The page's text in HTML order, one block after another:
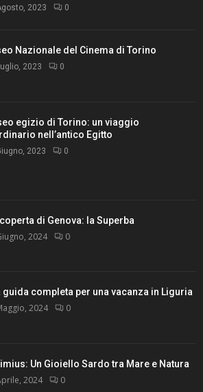
2023 0
Nazionale del Cinema di Torino
2023 0
egizio di Torino: un viaggio
nell’antico Egitto
2023 0
di Genova: la Superba
2024 0
guida completa per una vacanza in Liguria
2024 0
Un Gioiello Sardo tra Mare e Natura
2024 0